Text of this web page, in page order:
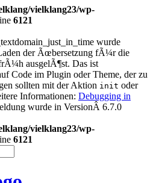
vielklang23/wp-
6121
wurde
der Ãœbersetzung fÃ¼r die
ausgelÃ¶st. Das ist
Code im Plugin oder Theme, der zu
sollten mit der Aktion init oder
Informationen: Debugging in
wurde in VersionÂ 6.7.0
vielklang23/wp-
6121